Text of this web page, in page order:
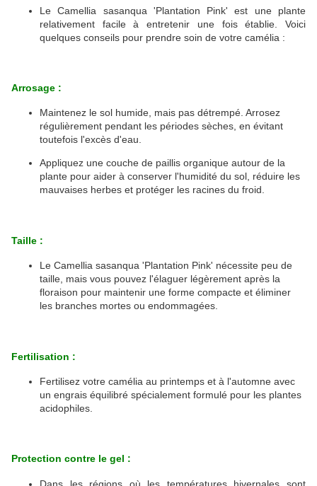
Le Camellia sasanqua 'Plantation Pink' est une plante
relativement facile à entretenir une fois établie. Voici
quelques conseils pour prendre soin de votre camélia :
Arrosage :
Maintenez le sol humide, mais pas détrempé. Arrosez
régulièrement pendant les périodes sèches, en évitant
toutefois l'excès d'eau.
Appliquez une couche de paillis organique autour de la
plante pour aider à conserver l'humidité du sol, réduire les
mauvaises herbes et protéger les racines du froid.
Taille :
Le Camellia sasanqua 'Plantation Pink' nécessite peu de
taille, mais vous pouvez l'élaguer légèrement après la
floraison pour maintenir une forme compacte et éliminer
les branches mortes ou endommagées.
Fertilisation :
Fertilisez votre camélia au printemps et à l'automne avec
un engrais équilibré spécialement formulé pour les plantes
acidophiles.
Protection contre le gel :
Dans les régions où les températures hivernales sont